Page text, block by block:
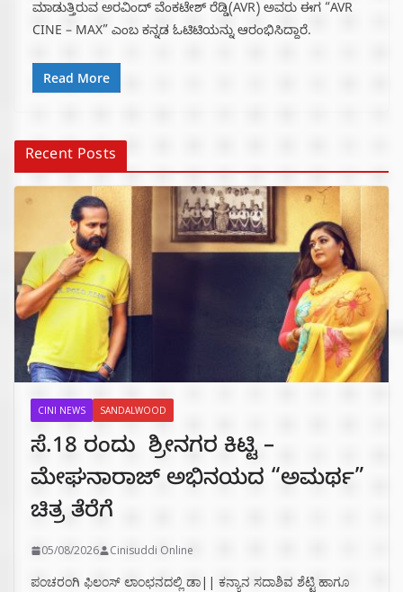
ಮಾಡುತ್ತಿರುವ ಅರವಿಂದ್ ವೆಂಕಟೇಶ್ ರೆಡ್ಡಿ(AVR) ಅವರು ಈಗ “AVR
CINE – MAX” ಎಂಬ ಕನ್ನಡ ಓಟಿಟಿಯನ್ನು ಆರಂಭಿಸಿದ್ದಾರೆ.
Read More
Recent Posts
CINI NEWS SANDALWOOD
ಸೆ.18 ರಂದು ಶ್ರೀನಗರ ಕಿಟ್ಟಿ –
ಮೇಘನಾರಾಜ್ ಅಭಿನಯದ “ಅಮರ್ಥ”
ಚಿತ್ರ ತೆರೆಗೆ
05/08/2026 Cinisuddi Online
ಪಂಚರಂಗಿ ಫಿಲಂಸ್ ಲಾಂಛನದಲ್ಲಿ ಡಾ|| ಕನ್ಯಾನ ಸದಾಶಿವ ಶೆಟ್ಟಿ ಹಾಗೂ